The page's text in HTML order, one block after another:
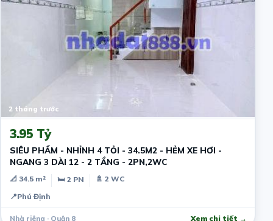
2 tháng trước
3.95 Tỷ
SIÊU PHẨM - NHỈNH 4 TỎI - 34.5M2 - HẺM XE HƠI -
NGANG 3 DÀI 12 - 2 TẦNG - 2PN,2WC
📐 34.5 m² 🛏 2 PN
🚿 2 WC
📍Phú Định
Nhà riêng · Quận 8 Xem chi tiết →